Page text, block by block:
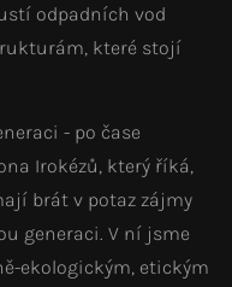
odpadních vod
které stojí
- po čase
Irokézů, který říká,
brát v potaz zájmy
generaci. V ní jsme
ekologickým, etickým